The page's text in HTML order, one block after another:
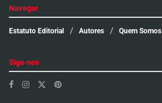
Navegar
Estatuto Editorial Autores Quem Somos
Siga-nos